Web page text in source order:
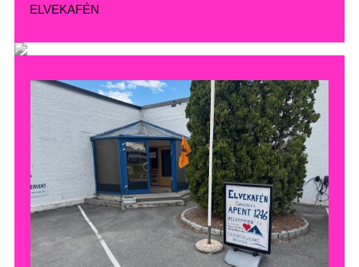
ELVEKAFÉN